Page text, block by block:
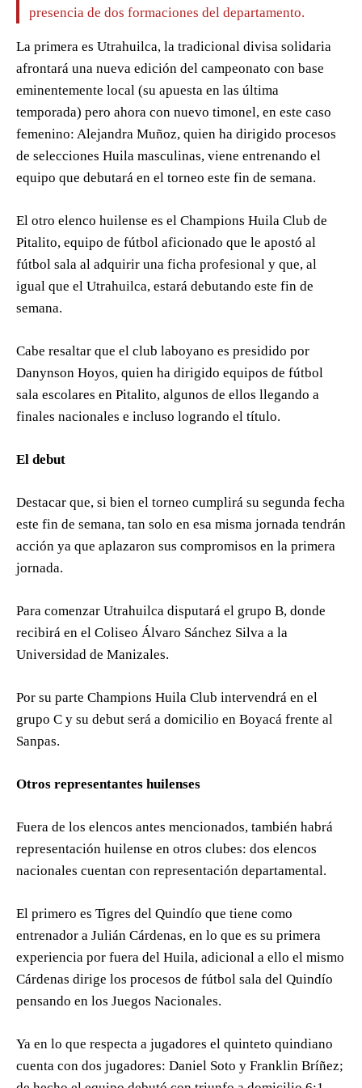
presencia de dos formaciones del departamento.
La primera es Utrahuilca, la tradicional divisa solidaria
afrontará una nueva edición del campeonato con base
eminentemente local (su apuesta en las última
temporada) pero ahora con nuevo timonel, en este caso
femenino: Alejandra Muñoz, quien ha dirigido procesos
de selecciones Huila masculinas, viene entrenando el
equipo que debutará en el torneo este fin de semana.
El otro elenco huilense es el Champions Huila Club de
Pitalito, equipo de fútbol aficionado que le apostó al
fútbol sala al adquirir una ficha profesional y que, al
igual que el Utrahuilca, estará debutando este fin de
semana.
Cabe resaltar que el club laboyano es presidido por
Danynson Hoyos, quien ha dirigido equipos de fútbol
sala escolares en Pitalito, algunos de ellos llegando a
finales nacionales e incluso logrando el título.
El debut
Destacar que, si bien el torneo cumplirá su segunda fecha
este fin de semana, tan solo en esa misma jornada tendrán
acción ya que aplazaron sus compromisos en la primera
jornada.
Para comenzar Utrahuilca disputará el grupo B, donde
recibirá en el Coliseo Álvaro Sánchez Silva a la
Universidad de Manizales.
Por su parte Champions Huila Club intervendrá en el
grupo C y su debut será a domicilio en Boyacá frente al
Sanpas.
Otros representantes huilenses
Fuera de los elencos antes mencionados, también habrá
representación huilense en otros clubes: dos elencos
nacionales cuentan con representación departamental.
El primero es Tigres del Quindío que tiene como
entrenador a Julián Cárdenas, en lo que es su primera
experiencia por fuera del Huila, adicional a ello el mismo
Cárdenas dirige los procesos de fútbol sala del Quindío
pensando en los Juegos Nacionales.
Ya en lo que respecta a jugadores el quinteto quindiano
cuenta con dos jugadores: Daniel Soto y Franklin Bríñez;